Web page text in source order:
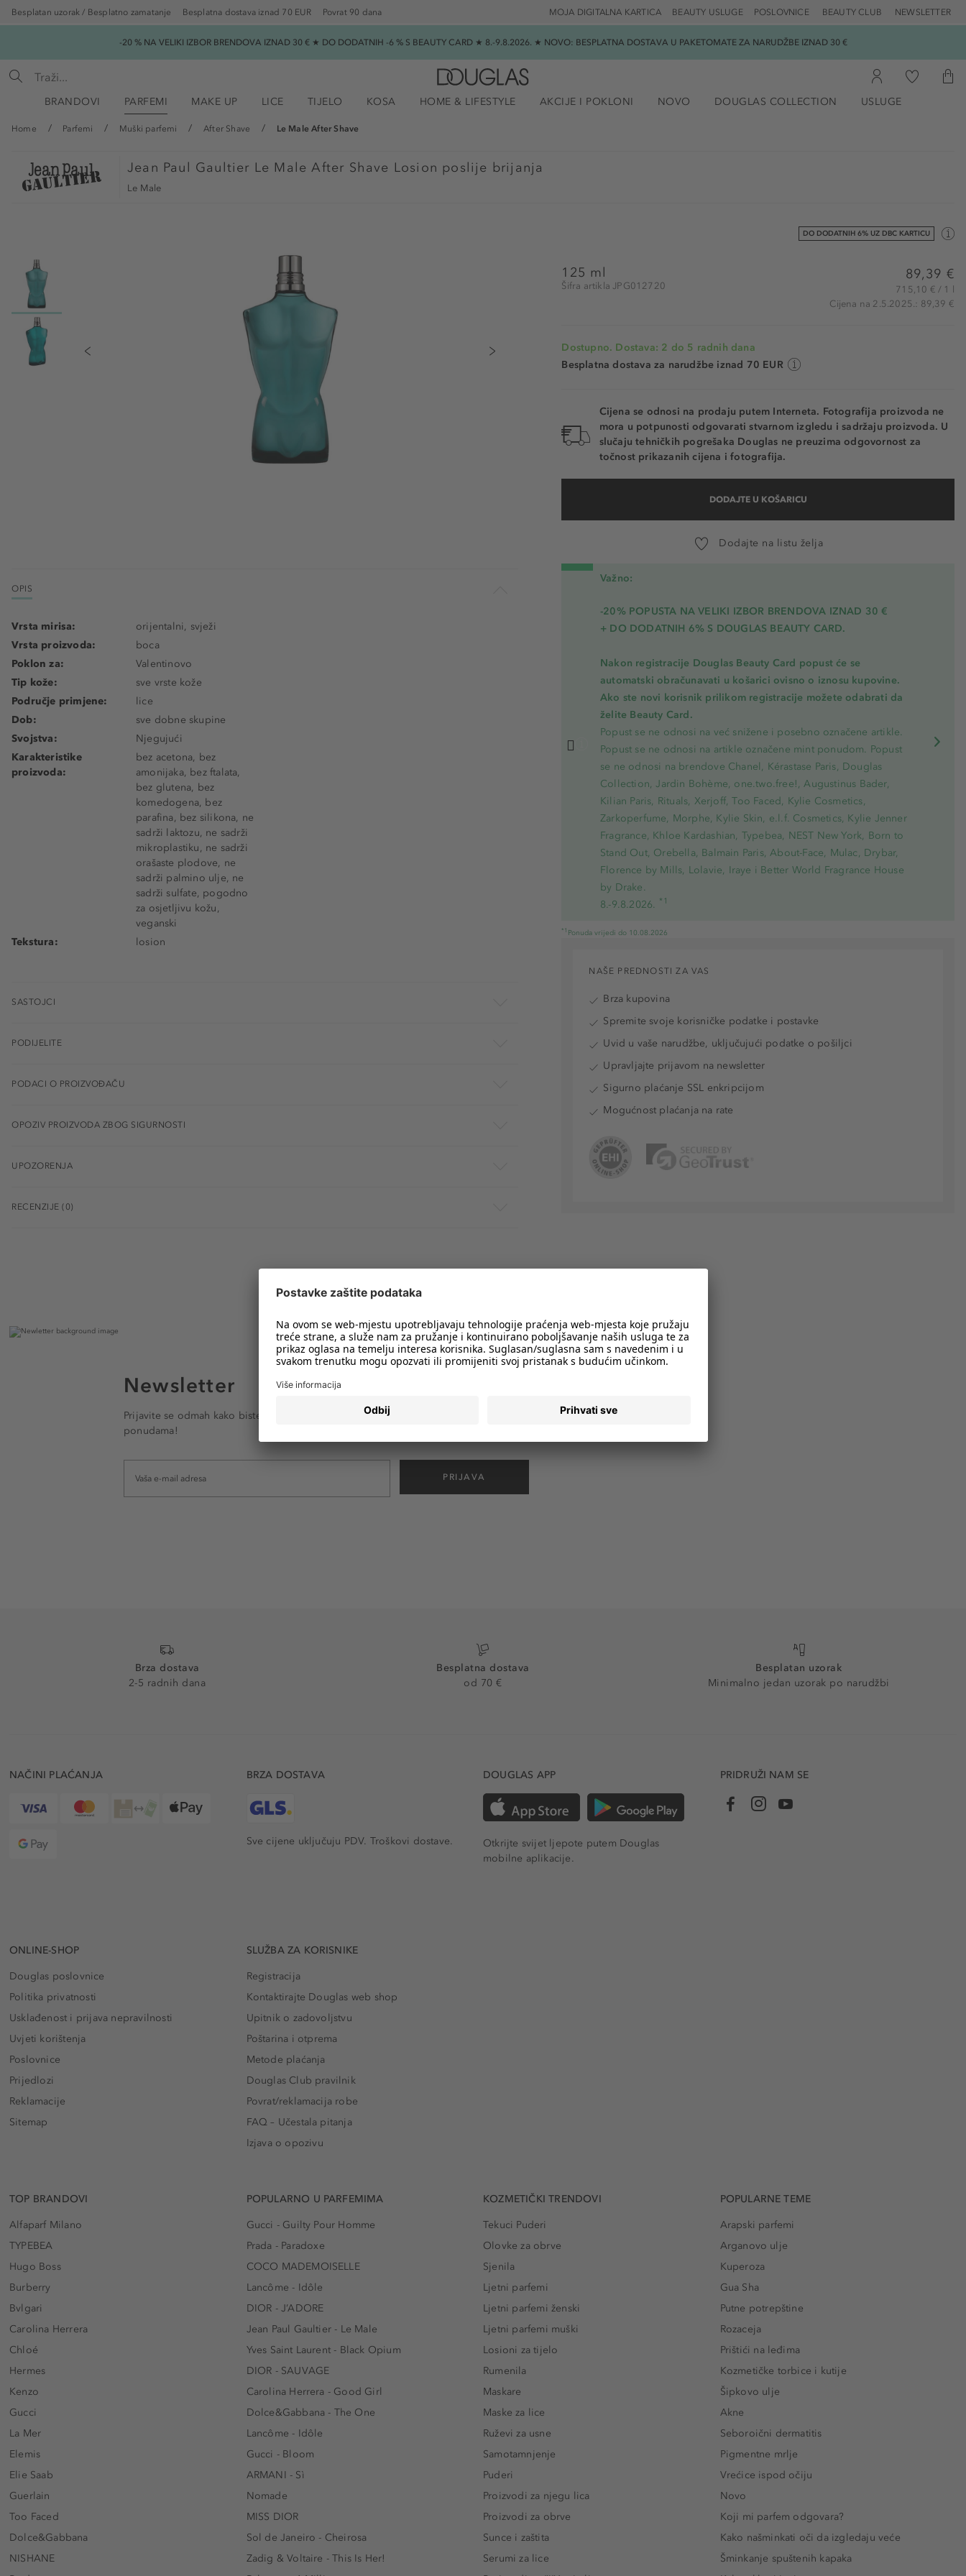
Besplatan uzorak / Besplatno zamatanje Besplatna dostava iznad 70 EUR Povrat 90 dana POSLOVNICE BEAUTY CLUB NEWSLETTER
BEAUTY USLUGE
MOJA DIGITALNA KARTICA
-20 % NA VELIKI IZBOR BRENDOVA IZNAD 30 € ★ DO DODATNIH -6 % S BEAUTY CARD ★ 8.-9.8.2026. ★ NOVO: BESPLATNA DOSTAVA U PAKETOMATE ZA NARUDŽBE IZNAD 30 €
BRANDOVI PARFEMI MAKE UP LICE TIJELO KOSA HOME & LIFESTYLE AKCIJE I POKLONI NOVO DOUGLAS COLLECTION USLUGE
Home Parfemi Muški parfemi After Shave Le Male After Shave
Jean Paul Gaultier Le Male After Shave Losion poslije brijanja
Le Male
DO DODATNIH 6% UZ DBC KARTICU
125 ml
Šifra artikla JPG012720
89,39 €
715,10 € / 1 l
Cijena na 2.5.2025.: 89,39 €
Dostupno. Dostava: 2 do 5 radnih dana
Besplatna dostava za narudžbe iznad 70 EUR
Cijena se odnosi na prodaju putem Interneta. Fotografija proizvoda ne
mora u potpunosti odgovarati stvarnom izgledu i sadržaju proizvoda. U
slučaju tehničkih pogrešaka Douglas ne preuzima odgovornost za
točnost prikazanih cijena i fotografija.
DODAJTE U KOŠARICU
Dodajte na listu želja
Važno:
-20% POPUSTA NA VELIKI IZBOR BRENDOVA IZNAD 30 €
+ DO DODATNIH 6% S DOUGLAS BEAUTY CARD.
Nakon registracije Douglas Beauty Card popust će se
automatski obračunavati u košarici ovisno o iznosu kupovine.
Ako ste novi korisnik prilikom registracije možete odabrati da
želite Beauty Card.
Popust se ne odnosi na već snižene i posebno označene artikle.
Popust se ne odnosi na artikle označene mint ponudom. Popust
se ne odnosi na brendove Chanel, Kérastase Paris, Douglas
Collection, Jardin Bohème, one.two.free!, Augustinus Bader,
Kilian Paris, Rituals, Xerjoff, Too Faced, Kylie Cosmetics,
Zarkoperfume, Morphe, Kylie Skin, e.l.f. Cosmetics, Kylie Jenner
Fragrance, Khloe Kardashian, Typebea, NEST New York, Born to
Stand Out, Orebella, Balmain Paris, About-Face, Mulac, Drybar,
Florence by Mills, Lolavie, Iraye i Better World Fragrance House
by Drake.
8.-9.8.2026. *1
*1 Ponuda vrijedi do 10.08.2026
OPIS
Vrsta mirisa:
orijentalni, svježi
Vrsta proizvoda:
boca
Poklon za:
Valentinovo
Tip kože:
sve vrste kože
Područje primjene:
lice
Dob:
sve dobne skupine
Svojstva:
Njegujući
Karakteristike
proizvoda:
bez acetona, bez
amonijaka, bez ftalata,
bez glutena, bez
komedogena, bez
parafina, bez silikona, ne
sadrži laktozu, ne sadrži
mikroplastiku, ne sadrži
orašaste plodove, ne
sadrži palmino ulje, ne
sadrži sulfate, pogodno
za osjetljivu kožu,
veganski
Tekstura:
losion
SASTOJCI
PODIJELITE
PODACI O PROIZVOĐAČU
OPOZIV PROIZVODA ZBOG SIGURNOSTI
UPOZORENJA
RECENZIJE (0)
NAŠE PREDNOSTI ZA VAS
Brza kupovina
Spremite svoje korisničke podatke i postavke
Uvid u vaše narudžbe, uključujući podatke o pošiljci
Upravljajte prijavom na newsletter
Sigurno plaćanje SSL enkripcijom
Mogućnost plaćanja na rate
Newsletter
Prijavite se odmah kako biste e-mailom primali obavijesti o svim trendovima i
ponudama!
PRIJAVA
Brza dostava
2-5 radnih dana
Besplatna dostava
od 70 €
Besplatan uzorak
Minimalno jedan uzorak po narudžbi
NAČINI PLAĆANJA BRZA DOSTAVA
Sve cijene uključuju PDV. Troškovi dostave.
DOUGLAS APP
Otkrijte svijet ljepote putem Douglas
mobilne aplikacije.
PRIDRUŽI NAM SE
ONLINE-SHOP
Douglas poslovnice
Politika privatnosti
Usklađenost i prijava nepravilnosti
Uvjeti korištenja
Poslovnice
Prijedlozi
Reklamacije
Sitemap
SLUŽBA ZA KORISNIKE
Registracija
Kontaktirajte Douglas web shop
Upitnik o zadovoljstvu
Poštarina i otprema
Metode plaćanja
Douglas Club pravilnik
Povrat/reklamacija robe
FAQ – Učestala pitanja
Izjava o opozivu
TOP BRANDOVI
Alfaparf Milano
TYPEBEA
Hugo Boss
Burberry
Bvlgari
Carolina Herrera
Chloé
Hermes
Kenzo
Gucci
La Mer
Elemis
Elie Saab
Guerlain
Too Faced
Dolce&Gabbana
NISHANE
POPULARNO U PARFEMIMA
Gucci - Guilty Pour Homme
Prada - Paradoxe
COCO MADEMOISELLE
Lancôme - Idôle
DIOR - J’ADORE
Jean Paul Gaultier - Le Male
Yves Saint Laurent - Black Opium
DIOR - SAUVAGE
Carolina Herrera - Good Girl
Dolce&Gabbana - The One
Lancôme - Idôle
Gucci - Bloom
ARMANI - Sì
Nomade
MISS DIOR
Sol de Janeiro - Cheirosa
Zadig & Voltaire - This Is Her!
KOZMETIČKI TRENDOVI
Tekuci Puderi
Olovke za obrve
Sjenila
Ljetni parfemi
Ljetni parfemi ženski
Ljetni parfemi muški
Losioni za tijelo
Rumenila
Maskare
Maske za lice
Ruževi za usne
Samotamnjenje
Puderi
Proizvodi za njegu lica
Proizvodi za obrve
Sunce i zaštita
Serumi za lice
POPULARNE TEME
Arapski parfemi
Arganovo ulje
Kuperoza
Gua Sha
Putne potrepštine
Rozaceja
Prištići na leđima
Kozmetičke torbice i kutije
Šipkovo ulje
Akne
Seboroični dermatitis
Pigmentne mrlje
Vrećice ispod očiju
Novo
Koji mi parfem odgovara?
Kako našminkati oči da izgledaju veće
Šminkanje spuštenih kapaka